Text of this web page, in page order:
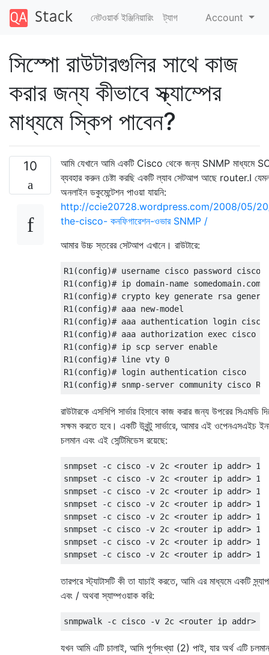
নেটওয়ার্ক ইঞ্জিনিয়ারিং ট্যাগ Account
সিস্পো রাউটারগুলির সাথে কাজ
করার জন্য কীভাবে স্ক্যাম্পের
মাধ্যমে স্কিপ পাবেন?
10
আমি যেখানে আমি একটি Cisco থেকে জন্য SNMP মাধ্যমে
ব্যবহার করুন চেষ্টা করছি একটি ল্যাব সেটআপ আছে router.I
অনলাইন ডকুমেন্টেশন পাওয়া যায়নি:
http://ccie20728.wordpress.com/2008/05/
the-cisco- কনফিগারেশন-ওভার SNMP /
আমার উচ্চ স্তরের সেটআপ এখানে। রাউটারে:
R1(config)# username cisco password cisco
R1(config)# ip domain-name somedomain.com
R1(config)# crypto key generate rsa
R1(config)# aaa new-model
R1(config)# aaa authentication login
R1(config)# aaa authorization exec cisco
R1(config)# ip scp server enable
R1(config)# line vty 0
R1(config)# login authentication cisco
রাউটারকে এসসিপি সার্ভার হিসাবে কাজ করার জন্য উপরের সিএমডি
সক্ষম করতে হবে। একটি উবুন্টু সার্ভারে, আমার এই ওপেনএসএইচ
চলমান এবং এই সেন্টিমিডেস রয়েছে:
snmpset -c cisco -v 2c <router ip addr>
snmpset -c cisco -v 2c <router ip addr>
snmpset -c cisco -v 2c <router ip addr>
snmpset -c cisco -v 2c <router ip addr>
snmpset -c cisco -v 2c <router ip addr>
snmpset -c cisco -v 2c <router ip addr>
snmpset -c cisco -v 2c <router ip addr>
তারপরে স্ট্যাটাসটি কী তা যাচাই করতে, আমি এর মাধ্যমে একটি
এবং / অথবা স্যাম্পওয়াক করি:
যখন আমি এটি চালাই, আমি পূর্ণসংখ্যা (2) পাই, যার অর্থ এটি